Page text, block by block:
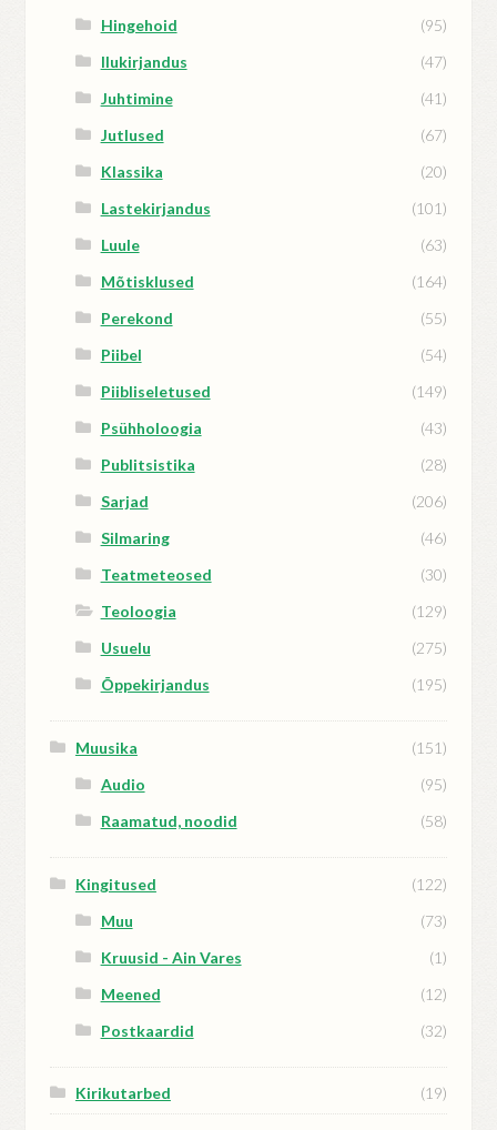
Hingehoid
(95)
Ilukirjandus
(47)
Juhtimine
(41)
Jutlused
(67)
Klassika
(20)
Lastekirjandus
(101)
Luule
(63)
Mõtisklused
(164)
Perekond
(55)
Piibel
(54)
Piibliseletused
(149)
Psühholoogia
(43)
Publitsistika
(28)
Sarjad
(206)
Silmaring
(46)
Teatmeteosed
(30)
Teoloogia
(129)
Usuelu
(275)
Õppekirjandus
(195)
Muusika
(151)
Audio
(95)
Raamatud, noodid
(58)
Kingitused
(122)
Muu
(73)
Kruusid - Ain Vares
(1)
Meened
(12)
Postkaardid
(32)
Kirikutarbed (19)